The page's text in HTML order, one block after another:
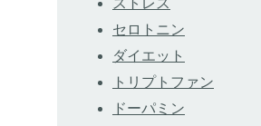
ストレス
セロトニン
ダイエット
トリプトファン
ドーパミン